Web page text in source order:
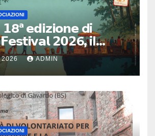
𝗲𝗱𝗶𝘇𝗶𝗼𝗻𝗲 di
𝟮𝟬𝟮6, il
festival in Italia
al turismo
2026 ADMIN